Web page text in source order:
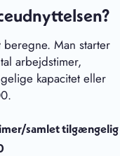
beregne. Man starter
arbejdstimer,
kapacitet eller
samlet tilgængelig